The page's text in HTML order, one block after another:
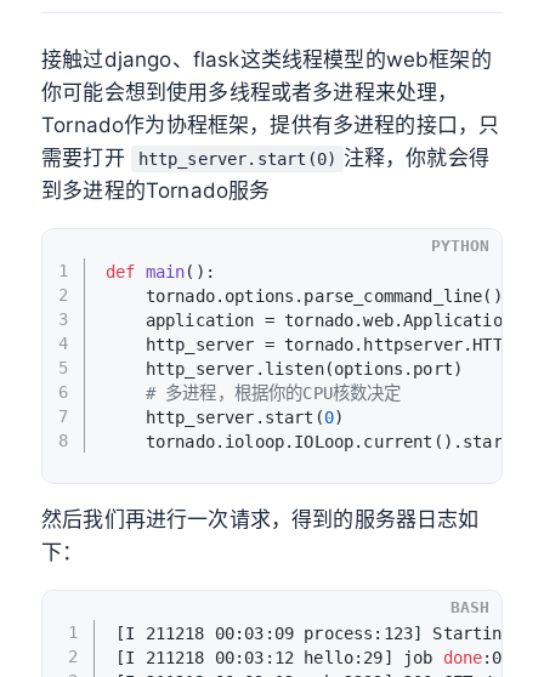
接触过django、flask这类线程模型的web框架的
你可能会想到使用多线程或者多进程来处理，
Tornado作为协程框架，提供有多进程的接口，只
需要打开
http_server.start(0) 注释，你就会得
到多进程的Tornado服务
1
2
3
4
5
6
7
8
def main():
    tornado.options.parse_command_line()
    application = tornado.web.Application([(
http_server =
    http_server.listen(options.port)
# 多进程，根据你的CPU核数决定
    http_server.start(
0)
    tornado.ioloop.IOLoop.current().start()
PYTHON
然后我们再进行一次请求，得到的服务器日志如
下：
1
2
[I 211218 00:03:09 process:123] Starting 8
[I 211218 00:03:12 hello:29] job done:0
BASH